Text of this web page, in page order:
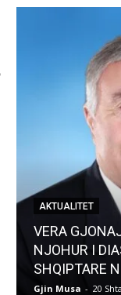
AKTUALITET
VERA
NJOHUR I
SHQIPTARE
Gjin Musa - 20